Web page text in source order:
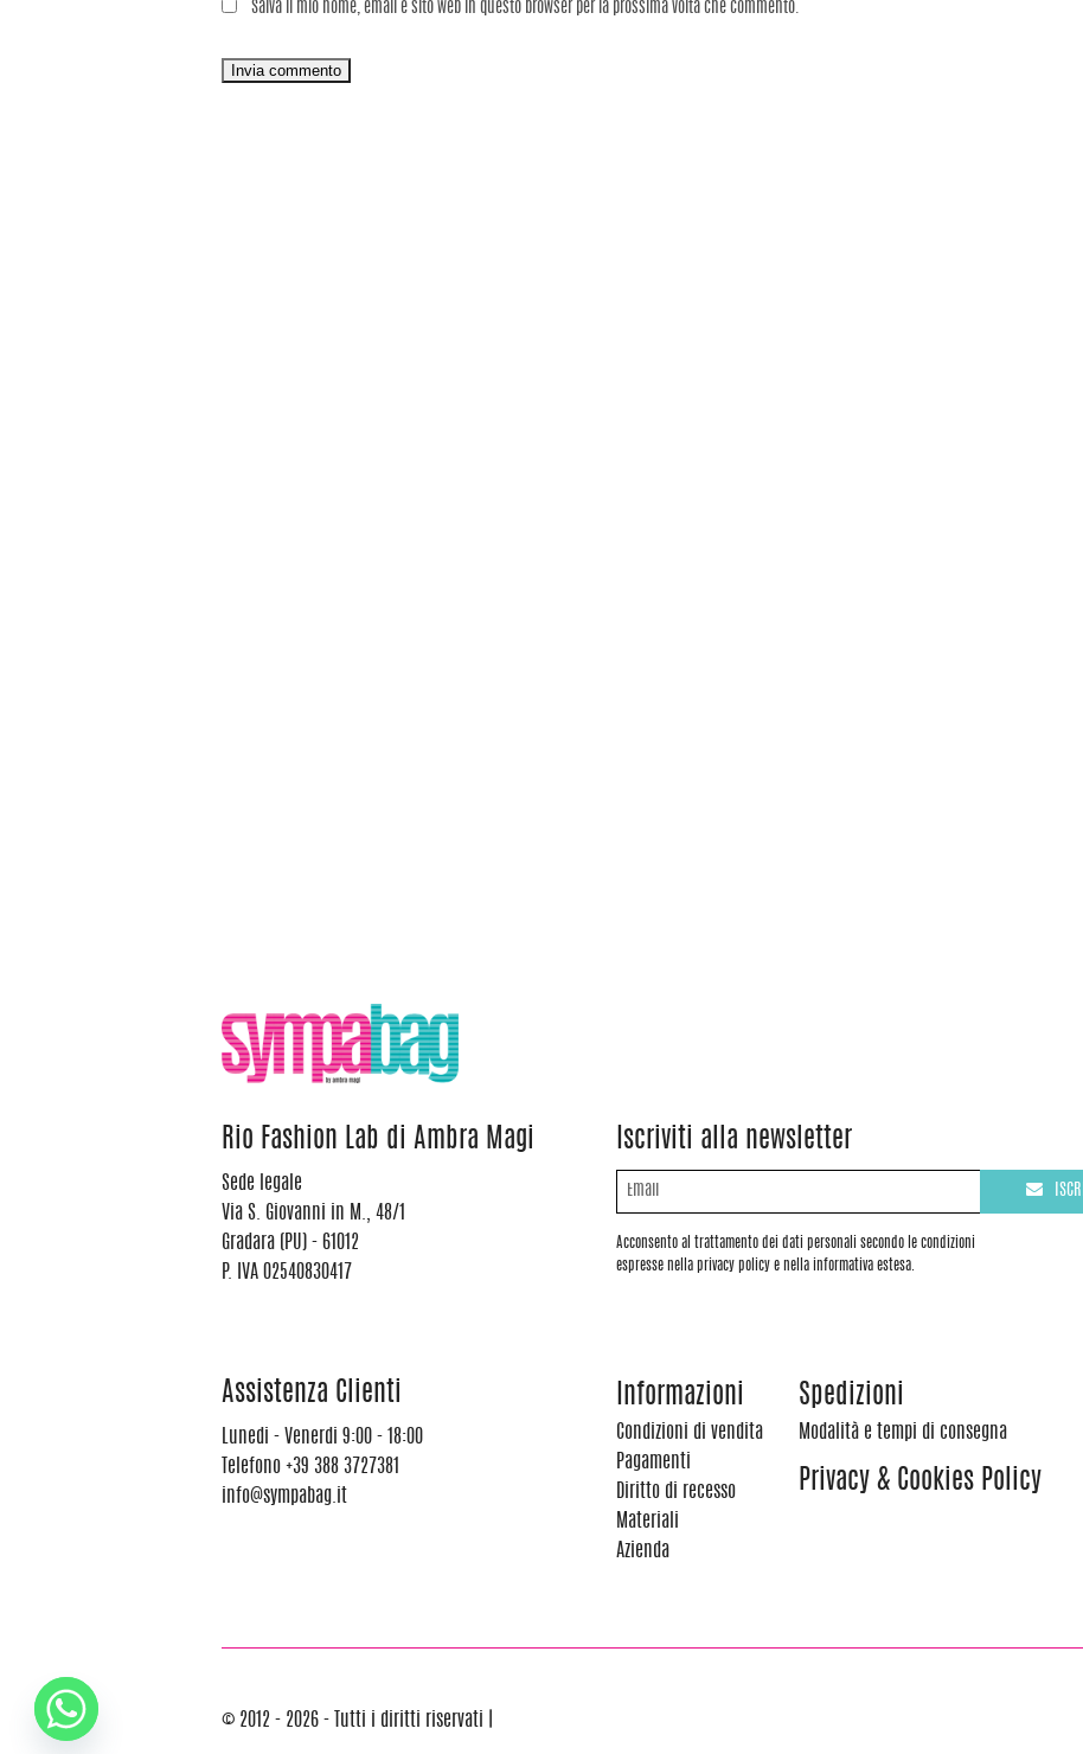
Salva il mio nome, email e sito web in questo browser per la prossima volta che commento.
Rio Fashion Lab di Ambra Magi
Sede legale
Via S. Giovanni in M., 48/1
Gradara (PU) - 61012
P. IVA 02540830417
Iscriviti alla newsletter
Acconsento al trattamento dei dati personali secondo le condizioni
espresse nella privacy policy e nella informativa estesa.
Assistenza Clienti
Lunedi - Venerdi 9:00 - 18:00
Telefono +39 388 3727381
info@sympabag.it
Informazioni
Condizioni di vendita
Pagamenti
Diritto di recesso
Materiali
Azienda
Spedizioni
Modalità e tempi di consegna
Privacy & Cookies Policy
© 2012 - 2026 - Tutti i diritti riservati |